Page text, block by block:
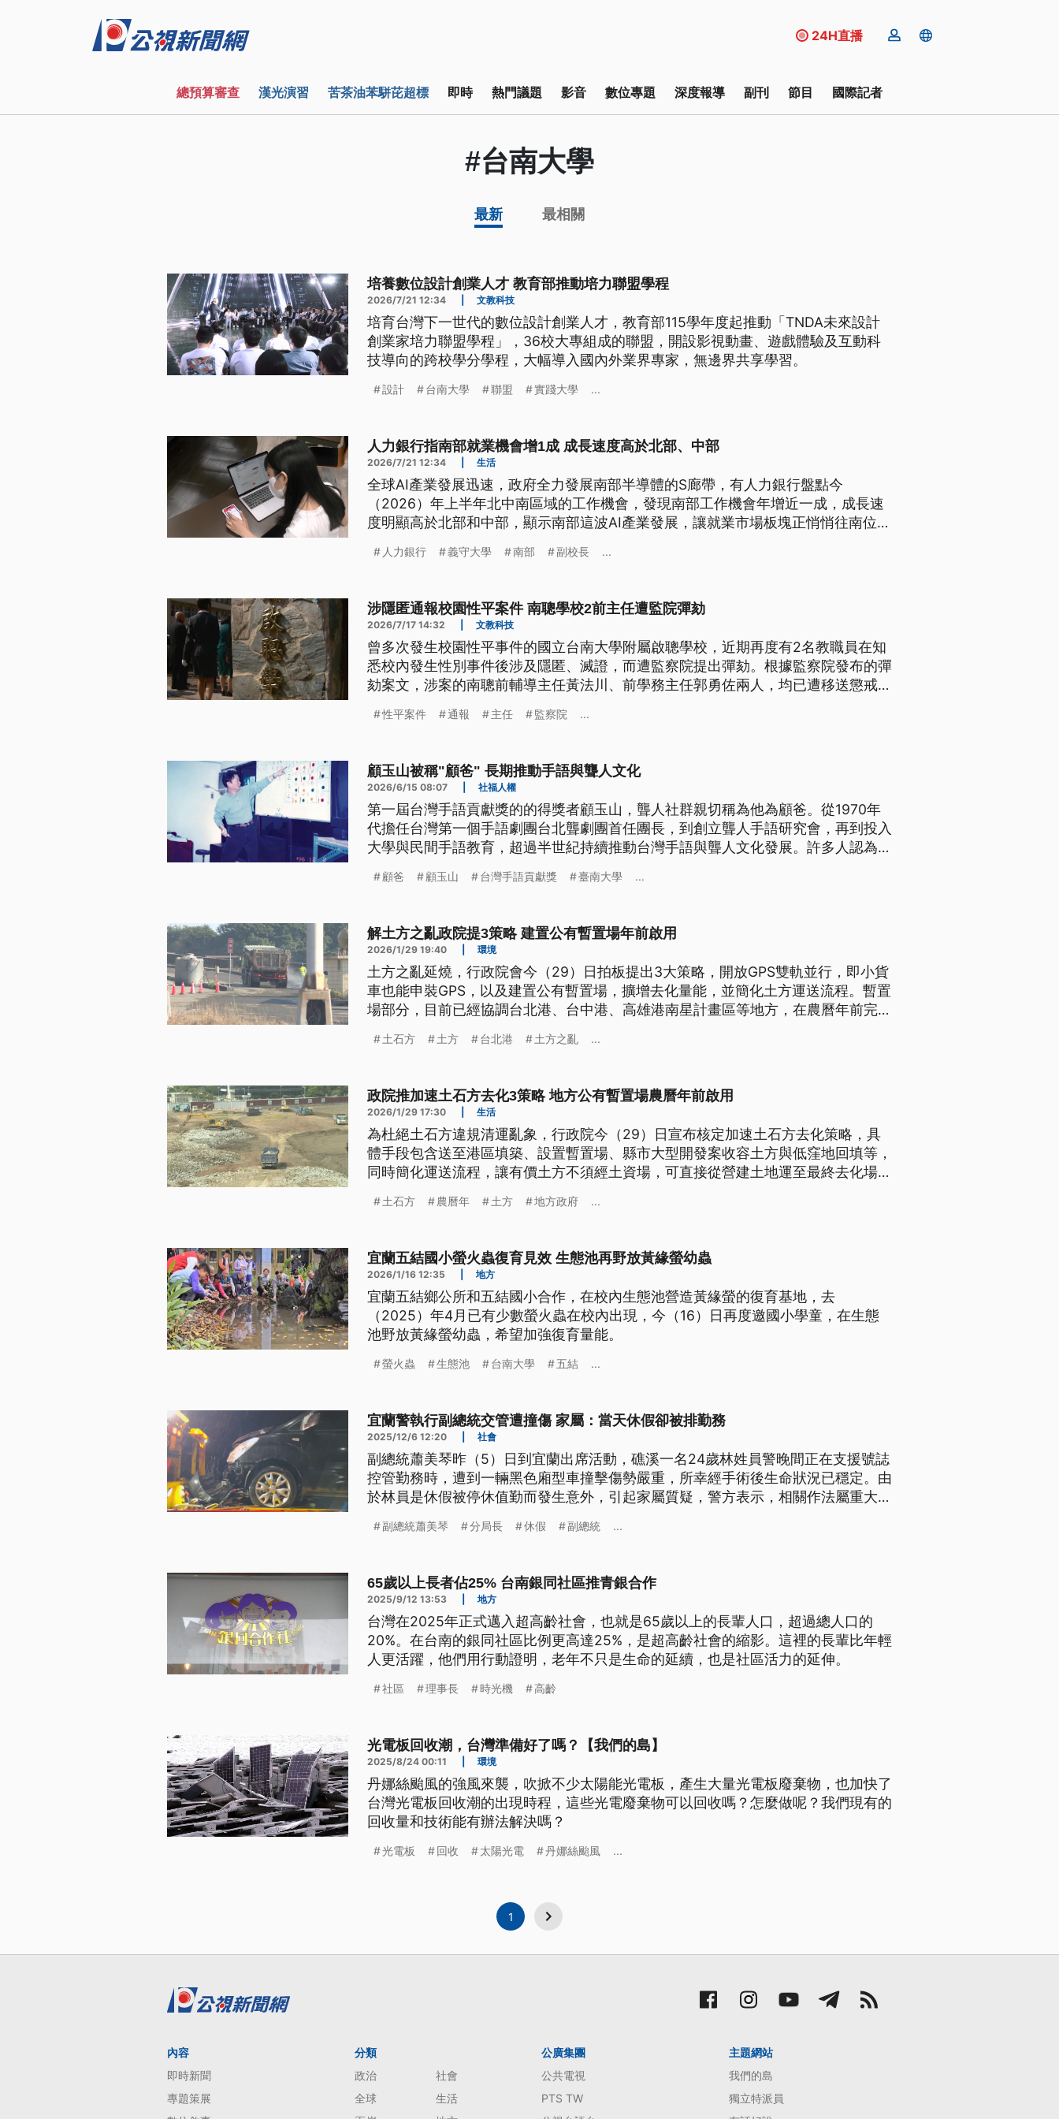
24H直播
總預算審查 漢光演習 苦茶油苯駢芘超標 即時 熱門議題 影音 數位專題 深度報導 副刊 節目 國際記者
#台南大學
最新 最相關
培養數位設計創業人才 教育部推動培力聯盟學程
2026/7/21 12:34 文教科技
培育台灣下一世代的數位設計創業人才，教育部115學年度起推動「TNDA未來設計
創業家培力聯盟學程」，36校大專組成的聯盟，開設影視動畫、遊戲體驗及互動科
技導向的跨校學分學程，大幅導入國內外業界專家，無邊界共享學習。
設計 台南大學 聯盟 實踐大學 ...
人力銀行指南部就業機會增1成 成長速度高於北部、中部
2026/7/21 12:34 生活
全球AI產業發展迅速，政府全力發展南部半導體的S廊帶，有人力銀行盤點今
（2026）年上半年北中南區域的工作機會，發現南部工作機會年增近一成，成長速
度明顯高於北部和中部，顯示南部這波AI產業發展，讓就業市場板塊正悄悄往南位
人力銀行 義守大學 南部 副校長 ...
涉隱匿通報校園性平案件 南聰學校2前主任遭監院彈劾
2026/7/17 14:32 文教科技
曾多次發生校園性平事件的國立台南大學附屬啟聰學校，近期再度有2名教職員在知
悉校內發生性別事件後涉及隱匿、滅證，而遭監察院提出彈劾。根據監察院發布的彈
劾案文，涉案的南聰前輔導主任黃法川、前學務主任郭勇佐兩人，均已遭移送懲戒法
性平案件 通報 主任 監察院 ...
顧玉山被稱"顧爸" 長期推動手語與聾人文化
2026/6/15 08:07 社福人權
第一屆台灣手語貢獻獎的的得獎者顧玉山，聾人社群親切稱為他為顧爸。從1970年
代擔任台灣第一個手語劇團台北聾劇團首任團長，到創立聾人手語研究會，再到投入
大學與民間手語教育，超過半世紀持續推動台灣手語與聾人文化發展。許多人認為，
顧爸 顧玉山 台灣手語貢獻獎 臺南大學 ...
解土方之亂政院提3策略 建置公有暫置場年前啟用
2026/1/29 19:40 環境
土方之亂延燒，行政院會今（29）日拍板提出3大策略，開放GPS雙軌並行，即小貨
車也能申裝GPS，以及建置公有暫置場，擴增去化量能，並簡化土方運送流程。暫置
場部分，目前已經協調台北港、台中港、高雄港南星計畫區等地方，在農曆年前完成
土石方 土方 台北港 土方之亂 ...
政院推加速土石方去化3策略 地方公有暫置場農曆年前啟用
2026/1/29 17:30 生活
為杜絕土石方違規清運亂象，行政院今（29）日宣布核定加速土石方去化策略，具
體手段包含送至港區填築、設置暫置場、縣市大型開發案收容土方與低窪地回填等，
同時簡化運送流程，讓有價土方不須經土資場，可直接從營建土地運至最終去化場
土石方 農曆年 土方 地方政府 ...
宜蘭五結國小螢火蟲復育見效 生態池再野放黃緣螢幼蟲
2026/1/16 12:35 地方
宜蘭五結鄉公所和五結國小合作，在校內生態池營造黃緣螢的復育基地，去
（2025）年4月已有少數螢火蟲在校內出現，今（16）日再度邀國小學童，在生態
池野放黃緣螢幼蟲，希望加強復育量能。
螢火蟲 生態池 台南大學 五結 ...
宜蘭警執行副總統交管遭撞傷 家屬：當天休假卻被排勤務
2025/12/6 12:20 社會
副總統蕭美琴昨（5）日到宜蘭出席活動，礁溪一名24歲林姓員警晚間正在支援號誌
控管勤務時，遭到一輛黑色廂型車撞擊傷勢嚴重，所幸經手術後生命狀況已穩定。由
於林員是休假被停休值勤而發生意外，引起家屬質疑，警方表示，相關作法屬重大勤
後續會持續表達關心、給予協助。
副總統蕭美琴 分局長 休假 副總統 ...
65歲以上長者佔25% 台南銀同社區推青銀合作
2025/9/12 13:53 地方
台灣在2025年正式邁入超高齡社會，也就是65歲以上的長輩人口，超過總人口的
20%。在台南的銀同社區比例更高達25%，是超高齡社會的縮影。這裡的長輩比年輕
人更活躍，他們用行動證明，老年不只是生命的延續，也是社區活力的延伸。
社區 理事長 時光機 高齡
光電板回收潮，台灣準備好了嗎？【我們的島】
2025/8/24 00:11 環境
丹娜絲颱風的強風來襲，吹掀不少太陽能光電板，產生大量光電板廢棄物，也加快了
台灣光電板回收潮的出現時程，這些光電廢棄物可以回收嗎？怎麼做呢？我們現有的
回收量和技術能有辦法解決嗎？
光電板 回收 太陽光電 丹娜絲颱風 ...
1
內容
即時新聞
專題策展
分類
政治
社會
全球
生活
公廣集團
公共電視
PTS TW
主題網站
我們的島
獨立特派員